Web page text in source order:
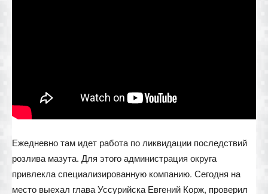
Ежедневно там идет работа по ликвидации последствий
розлива мазута. Для этого администрация округа
привлекла специализированную компанию. Сегодня на
место выехал глава Уссурийска Евгений Корж, проверил